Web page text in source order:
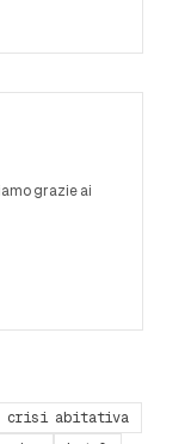
grazie ai
crisi abitativa